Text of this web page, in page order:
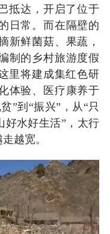
抵达，开启了位于
日常。而在隔壁的
新鲜菌菇、果蔬，
制的乡村旅游度假
里将建成集红色研
体验、医疗康养于
”到“振兴”，从“只
好水好生活”，太行
越宽。